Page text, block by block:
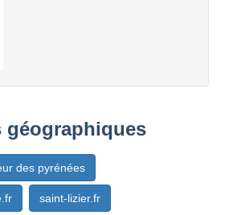
géographiques
des pyrénées
saint-lizier.fr